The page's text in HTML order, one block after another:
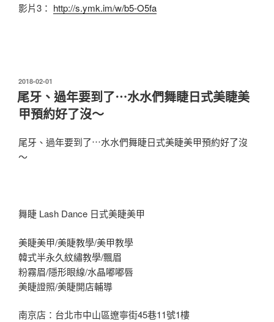
影片3： http://s.ymk.im/w/b5-O5fa
發
佈
於
2018-02-01
尾牙、過年要到了⋯水水們舞睫日式美睫美
甲預約好了沒～
尾牙、過年要到了⋯水水們舞睫日式美睫美甲預約好了沒
～
舞睫 Lash Dance 日式美睫美甲
美睫美甲/美睫教學/美甲教學
韓式半永久紋繡教學/飄眉
粉霧眉/隱形眼線/水晶嘟嘟唇
美睫證照/美睫開店輔導
南京店：台北市中山區遼寧街45巷11號1樓